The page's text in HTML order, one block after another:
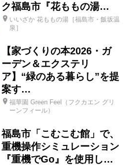
ク福島市『花ももの湯…
いいざか 花ももの湯［福島市・飯坂温
泉］
【家づくりの本2026・ガ
ーデン＆エクステリ
ア】“緑のある暮らし”を提
案す…
福華園 Green Feel（フクカエン グリ
ーンフィール）
福島市「こむこむ館」で、
重機操作シミュレーション
『重機でGo』を使用し…